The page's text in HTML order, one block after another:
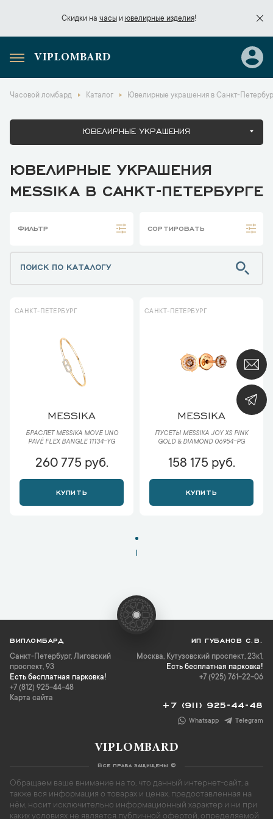
Скидки на часыи ювелирные изделия!
Скидки начасы
VIPLOMBARD
Часовой ломбард Каталог Ювелирные украшения в Санкт-
ЮВЕЛИРНЫЕ УКРАШЕНИЯ
ЮВЕЛИРНЫЕ УКРАШЕНИЯ
MESSIKA В САНКТ-ПЕТЕРБУРГЕ
ФИЛЬТР СОРТИРОВАТЬ
САНКТ-ПЕТЕРБУРГ
MESSIKA
БРАСЛЕТ MESSIKA MOVE UNO
PAVÉ FLEX BANGLE 11134-YG
260 775 руб.
КУПИТЬ
САНКТ-ПЕТЕРБУРГ
MESSIKA
ПУСЕТЫ MESSIKA JOY XS PINK
GOLD & DIAMOND 06954-PG
158 175 руб.
КУПИТЬ
1
ВИПЛОМБАРД
Санкт-Петербург, Лиговский
проспект, 93
Есть бесплатная парковка!
+7 (812) 925-44-48
Карта сайта
ИП ГУБАНОВ С.В.
Москва, Кутузовский проспект, 23к1,
Есть бесплатная парковка!
+7 (925) 761-22-06
+7 (911) 925-44-48
Whatsapp Telegram
VIPLOMBARD
Все права защищены ©
Обращаем ваше внимание на то, что данный интернет-сайт, а
также вся информация о товарах и ценах, предоставленная на
нём, носит исключительно информационный характер и ни при
каких условиях не является публичной офертой, определяемой